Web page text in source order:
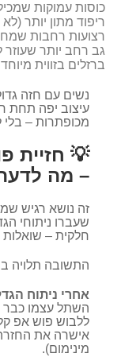
כוסות עמוקות
ריפוד מתון יותר
רצועות רחבות
גב רחב יותר שעוזר
ברזלים בזווית
נשים עם חזה
עיצוב יפה תחת
מכופתרות – בלי
💡 חזיית
– מה
זה נושא רגיש
שעברו ניתוחי
חלקית –
התשובה תלויה
אחרי ניתוח
השתל עצמו כבר
ללבוש פוש אפ
מינימום).